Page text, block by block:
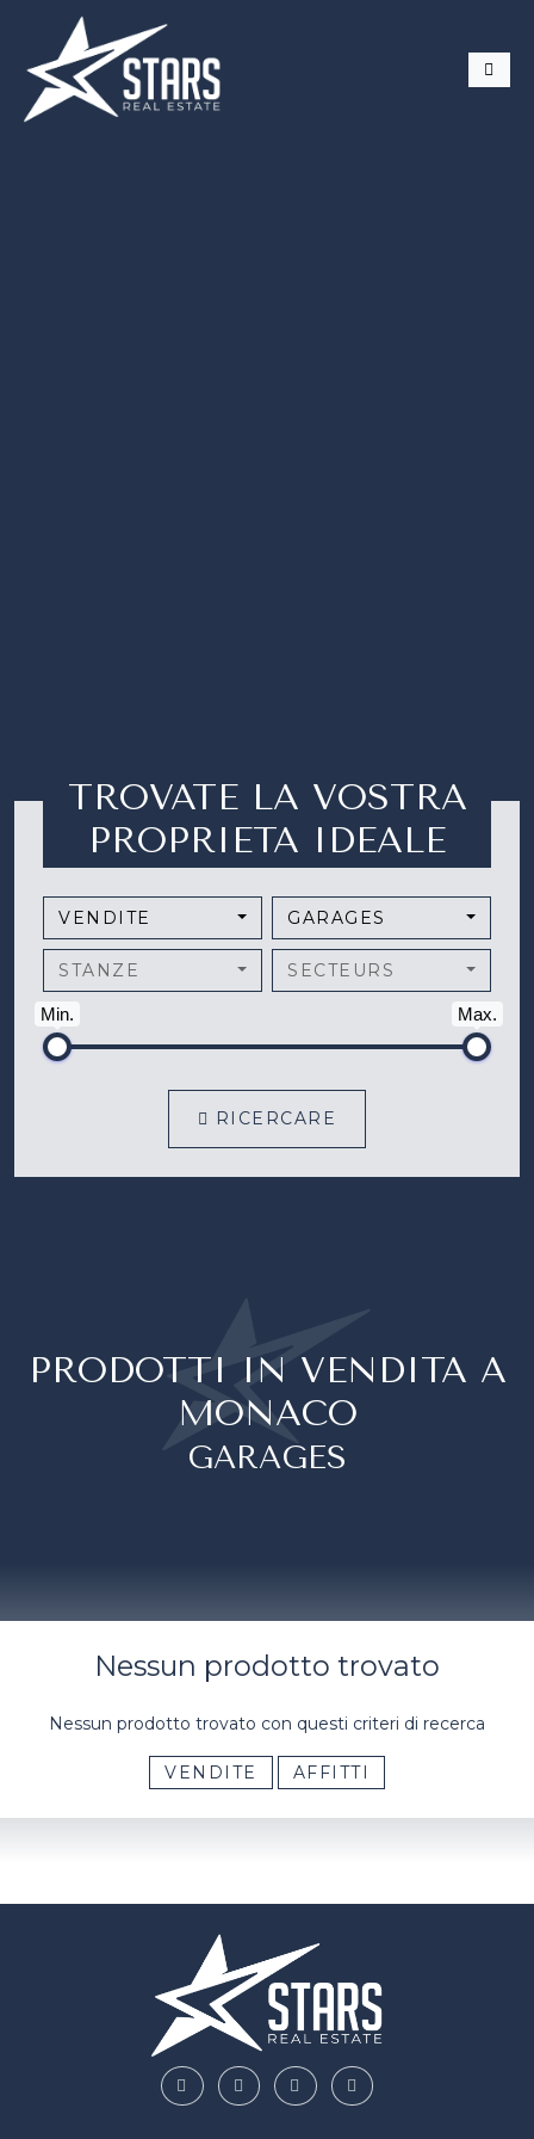
TROVATE LA VOSTRA
PROPRIETA IDEALE
VENDITE GARAGES
STANZE SECTEURS
Min. Max.
RICERCARE
PRODOTTI IN VENDITA A
MONACO
GARAGES
Nessun prodotto trovato
Nessun prodotto trovato con questi criteri di recerca
VENDITE AFFITTI